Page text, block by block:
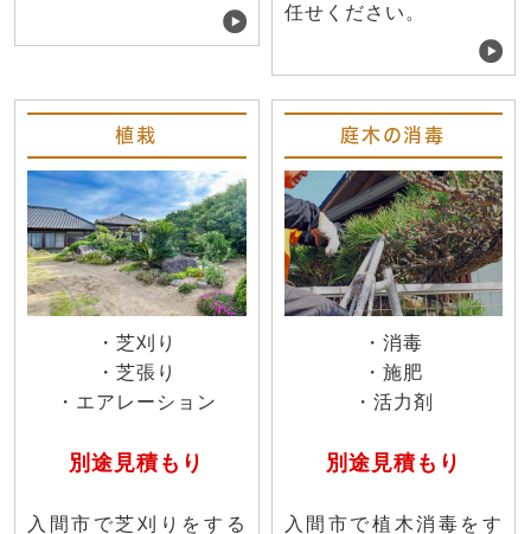
任せください。
植栽
・芝刈り
・芝張り
・エアレーション
別途見積もり
入間市で芝刈りをする
庭木の消毒
・消毒
・施肥
・活力剤
別途見積もり
入間市で植木消毒をす